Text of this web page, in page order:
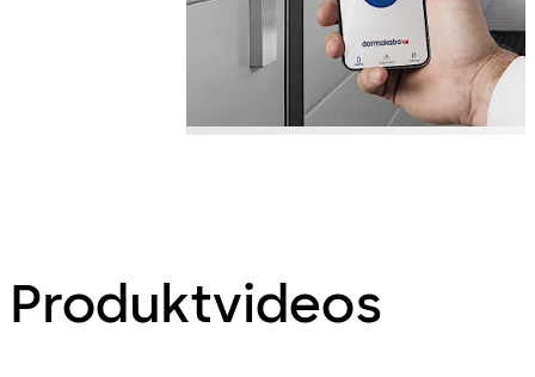
Produktvideos